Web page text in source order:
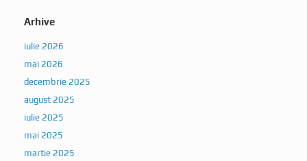
Arhive
iulie 2026
mai 2026
decembrie 2025
august 2025
iulie 2025
mai 2025
martie 2025